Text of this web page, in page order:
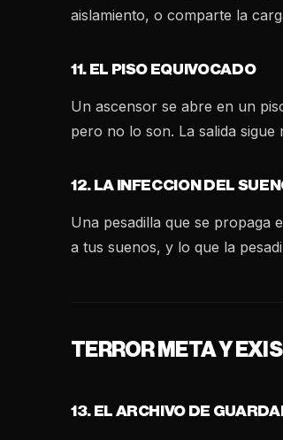
aislamiento, o comparte la
11. EL PISO EQUIVOCADO
Un ascensor se abre en un
pero no lo son. La salida sigue
12. LA INFECCION DEL
Una pesadilla que se propaga
a tus suenos, y lo que la
TERROR META Y
13. EL ARCHIVO DE